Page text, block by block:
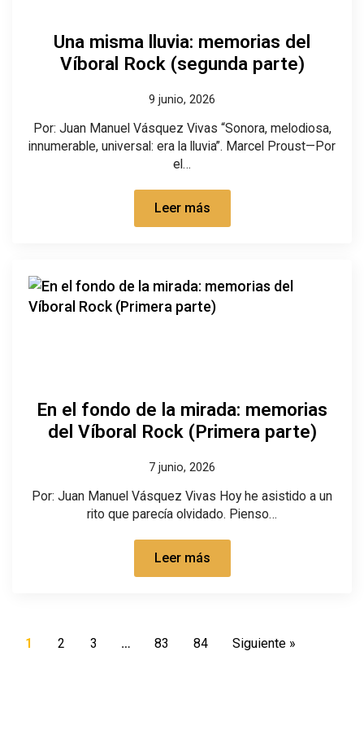
Una misma lluvia: memorias del
Víboral Rock (segunda parte)
9 junio, 2026
Por: Juan Manuel Vásquez Vivas “Sonora, melodiosa,
innumerable, universal: era la lluvia”. Marcel Proust—Por
el…
Leer más
En el fondo de la mirada: memorias
del Víboral Rock (Primera parte)
7 junio, 2026
Por: Juan Manuel Vásquez Vivas Hoy he asistido a un
rito que parecía olvidado. Pienso…
Leer más
1 2 3 … 83 84 Siguiente »